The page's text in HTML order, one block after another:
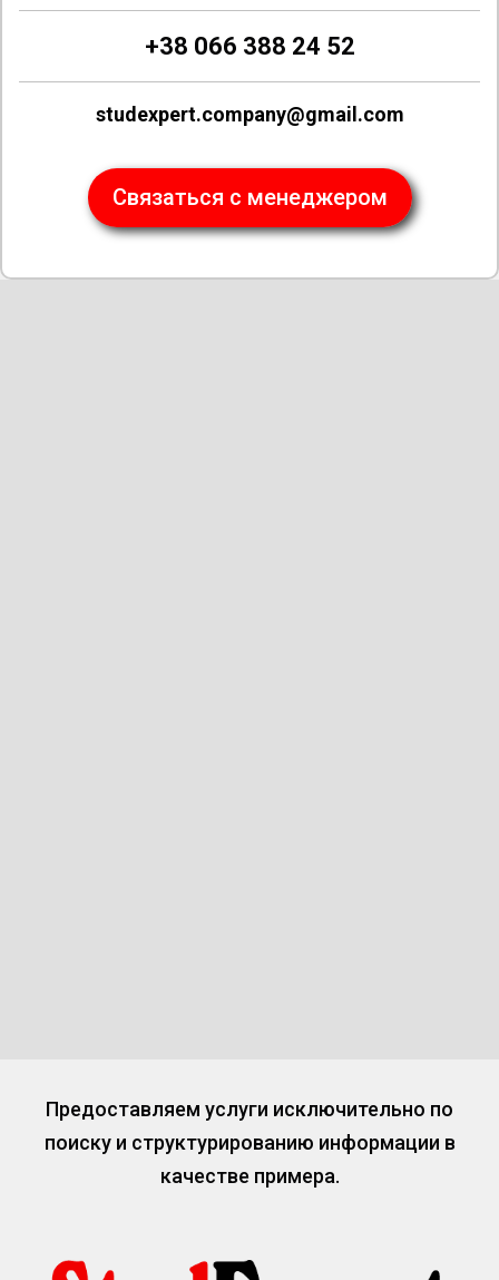
+38 066 388 24 52
studexpert.company@gmail.com
Связаться с менеджером
Предоставляем услуги исключительно по
поиску и структурированию информации в
качестве примера.